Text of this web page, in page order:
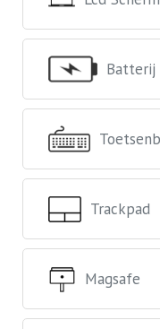
Batterij
Trackpad
Magsafe